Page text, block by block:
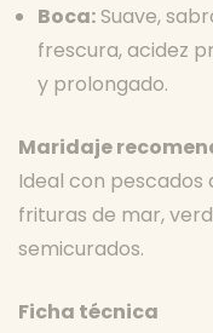
Boca: Suave,
frescura, acidez
y prolongado.
Maridaje
Ideal con
frituras de mar,
semicurados.
Ficha técnica